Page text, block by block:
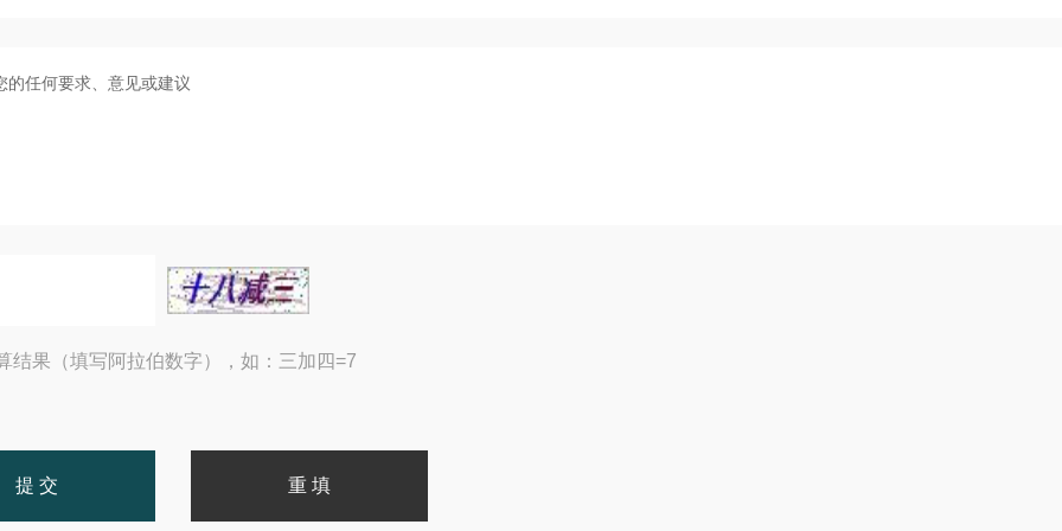
结果（填写阿拉伯数字），如：三加四=7